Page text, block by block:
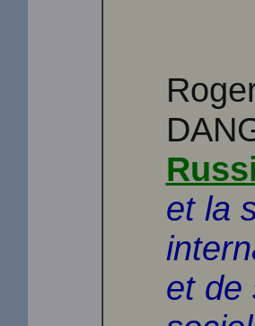
et la
et de